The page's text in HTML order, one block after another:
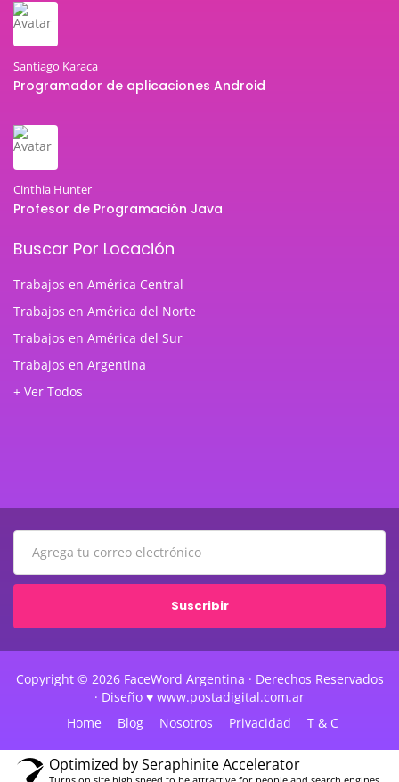
Santiago Karaca
Programador de aplicaciones Android
Cinthia Hunter
Profesor de Programación Java
Buscar Por Locación
Trabajos en América Central
Trabajos en América del Norte
Trabajos en América del Sur
Trabajos en Argentina
+ Ver Todos
Suscribir
Copyright © 2026 FaceWord Argentina · Derechos Reservados
· Diseño ♥ www.postadigital.com.ar
Home
Blog Nosotros Privacidad T & C
Optimized by Seraphinite Accelerator